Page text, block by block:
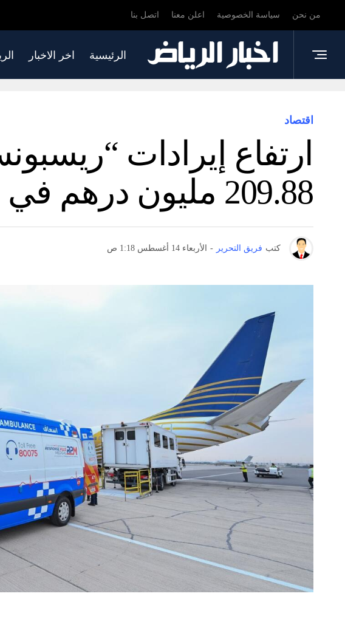
من نحن سياسة الخصوصية اعلن معنا اتصل بنا
الرئيسية اخر الاخبار
اقتصاد
209.88 مليون درهم في النصف الأول من 2024 – أخبار
كتب فريق التحرير - الأربعاء 14 أغسطس 1:18 ص